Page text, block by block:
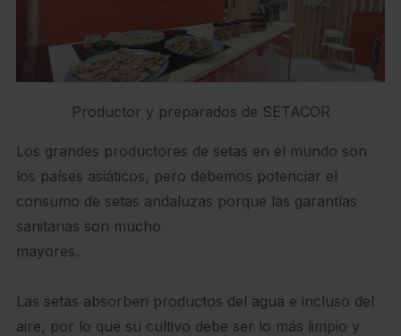
Productor y preparados de SETACOR
Los grandes productores de setas en el mundo son
los países asiáticos, pero debemos potenciar el
consumo de setas andaluzas porque las garantías
sanitarias son mucho
mayores.
Las setas absorben productos del agua e incluso del
aire, por lo que su cultivo debe ser lo más limpio y